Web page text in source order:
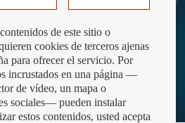
de este sitio o
cookies de terceros ajenas
para ofrecer el servicio. Por
incrustados en una página —
de vídeo, un mapa o
sociales— pueden instalar
estos contenidos, usted acepta